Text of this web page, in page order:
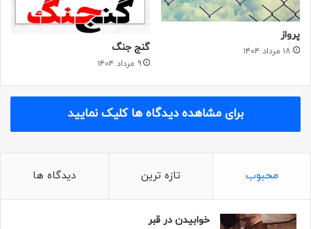
پرواز
۱۸ مرداد ۱۴۰۴ گنج جنگ
۹ مرداد ۱۴۰۴
برای مشاهده دیدگاه ها کلیک نمایید
محبوب تازه ترین دیدگاه ها
خوابیدن در قبر